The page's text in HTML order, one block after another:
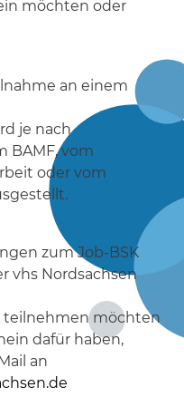
möchten oder
an einem
je nach
BAMF, vom
oder vom
zum Job-BSK
vhs Nordsachsen
teilnehmen möchten
dafür haben,
an